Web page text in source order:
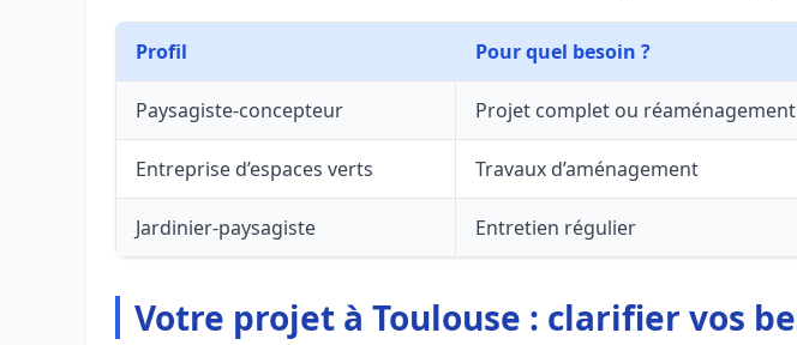
Profil Pour quel besoin ?
Paysagiste-concepteur Projet complet ou réaménagement
Entreprise d’espaces verts Travaux d’aménagement
Jardinier-paysagiste Entretien régulier
Votre projet à Toulouse : clarifier vos